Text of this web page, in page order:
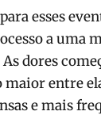
esses
a uma
dores
entre
e mais